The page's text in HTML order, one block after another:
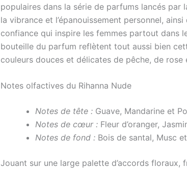
populaires dans la série de parfums lancés par
la vibrance et l’épanouissement personnel,
confiance qui inspire les femmes partout dans
bouteille du parfum reflètent tout aussi bien
couleurs douces et délicates de pêche, de rose
Notes olfactives du Rihanna Nude
Notes de tête : Guave, Mandarine et
Notes de cœur : Fleur d’oranger,
Notes de fond : Bois de santal, Musc
Jouant sur une large palette d’accords floraux,